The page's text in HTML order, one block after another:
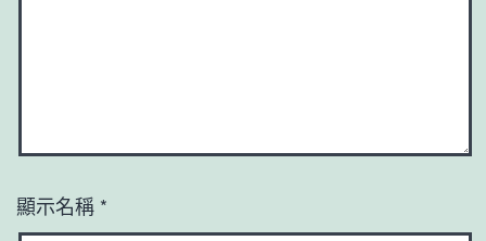
顯示名稱 *